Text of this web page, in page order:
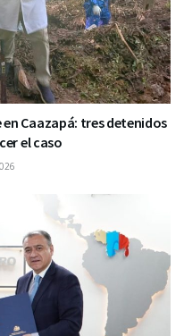
Caazapá: tres detenidos
el caso